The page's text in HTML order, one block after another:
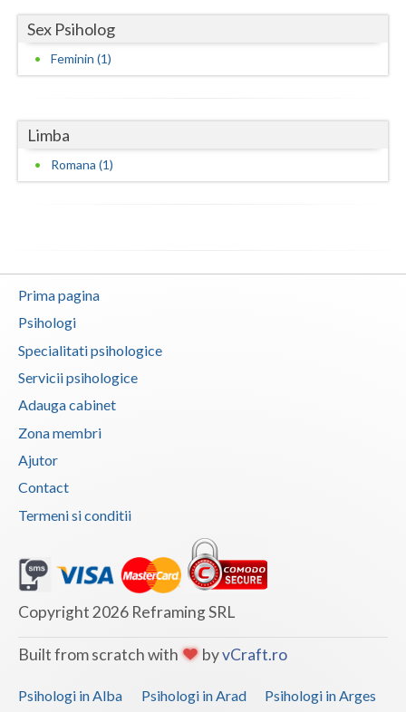
Mures
Neamt
Olt
Prahova
Suceava
Teleorman
Timis
Tulcea
Valcea
Vaslui
Vrancea
Sex Psiholog
Feminin (1)
Limba
Romana (1)
Prima pagina
Psihologi
Specialitati psihologice
Servicii psihologice
Adauga cabinet
Zona membri
Ajutor
Contact
Termeni si conditii
Copyright 2026 Reframing SRL
Built from scratch with byvCraft.ro
Psihologi in Alba Psihologi in Arad
Psihologi in Arges